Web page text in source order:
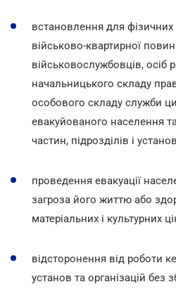
встановлення для фізичних
військово-квартирної
військовослужбовців, осіб
начальницького складу
особового складу служби
евакуйованого населення
частин, підрозділів і
проведення евакуації
загроза його життю або
матеріальних і культурних
відсторонення від роботи
установ та організацій без